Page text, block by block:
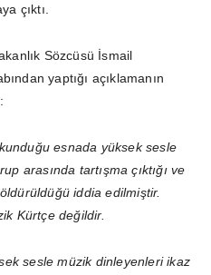
çıktı.
Sözcüsü İsmail
yaptığı açıklamanın
esnada yüksek sesle
arasında tartışma çıktığı ve
iddia edilmiştir.
Kürtçe değildir.
sesle müzik dinleyenleri ikaz